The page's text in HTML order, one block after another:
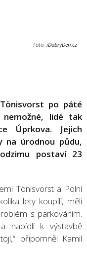
Foto: iDobryDen.cz
po páté
lidé tak
Úprkova. Jejich
na úrodnou půdu,
postaví 23
Tönisvorst a Polní
lety koupili, měli
s parkováním.
nabídli k výstavbě
připomněl Kamil